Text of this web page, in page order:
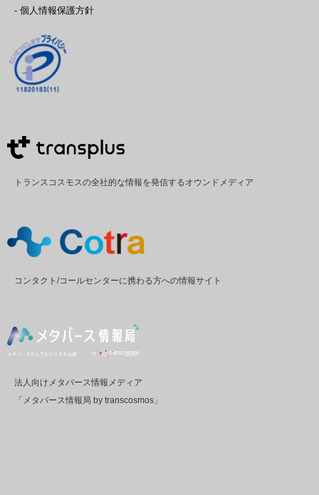
- 個人情報保護方針
トランスコスモスの全社的な情報を発信するオウンドメディア
コンタクト/コールセンターに携わる方への情報サイト
法人向けメタバース情報メディア
「メタバース情報局 by transcosmos」